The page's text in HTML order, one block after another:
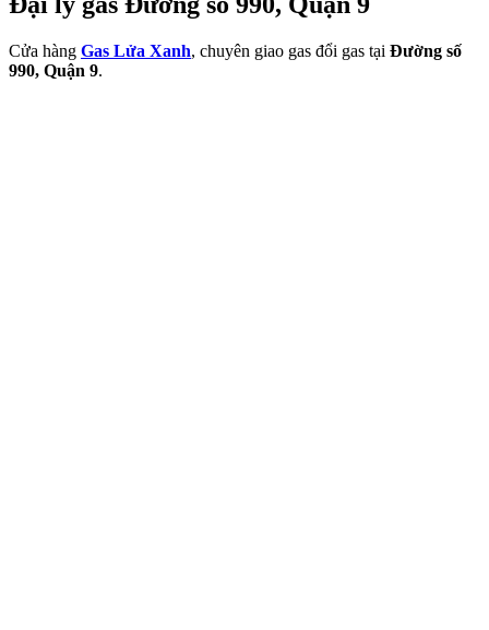
Cửa hàng Gas Lửa Xanh, chuyên giao gas đổi gas tại Đường số
990, Quận 9.